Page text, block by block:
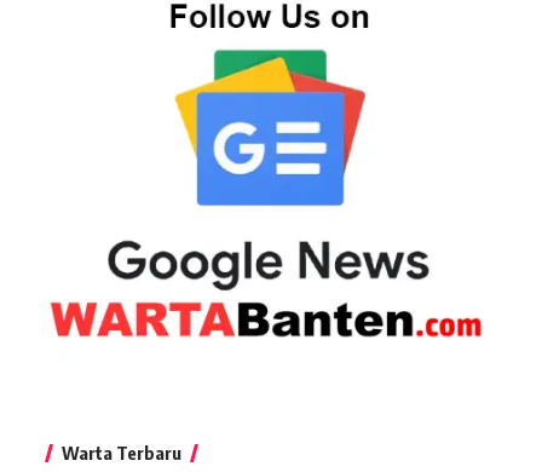
Warta Terbaru